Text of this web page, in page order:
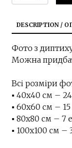
DESCRIPTION /
Фото з
Можна
Всі розміри
▪︎ 40х40 см –
▪︎ 60х60 см –
▪︎ 80х80 см – 7
▪︎ 100х100 см –